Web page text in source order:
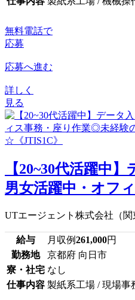
無料電話で
応募
応募へ進む
詳しく
見る
【20~30代活躍中
男女活躍中・オフ
UTエージェント株式会社（関
給与 月収例261,000円
勤務地
京都府 向日市
寮・社宅 なし
仕事内容 製紙系工場 / 現場事